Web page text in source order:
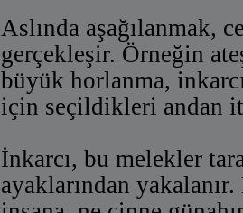
Aslında aşağılanmak,
gerçekleşir. Örneğin
büyük horlanma,
için seçildikleri andan
İnkarcı, bu melekler
ayaklarından